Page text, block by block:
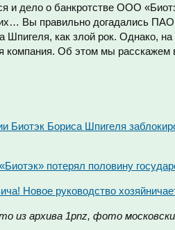
и дело о банкротстве ООО
Вы правильно догадались ПАО
Шпигеля, как злой рок. Однако, на
компания. Об этом мы
Биотэк Бориса Шпигеля
потерял половину
Новое руководство
из архива 1pnz, фото